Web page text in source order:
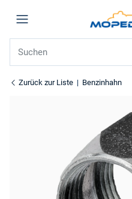
Zurück zur Liste Benzinhahn